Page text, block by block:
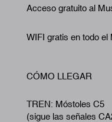
Acceso gratuito al
WIFI gratis en todo el
CÓMO LLEGAR
TREN: Móstoles C5
(sigue las señales